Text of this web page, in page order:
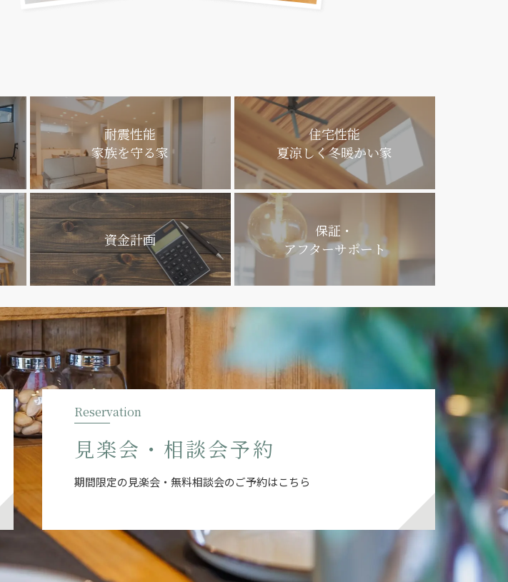
耐震性能
家族を守る家
住宅性能
夏涼しく冬暖かい家
資金計画
保証・
アフターサポート
Reservation
見楽会・相談会予約
期間限定の見楽会・無料相談会のご予約はこちら